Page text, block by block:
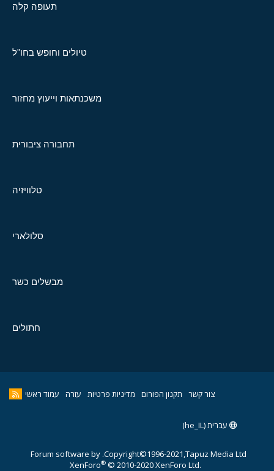
תעופה קלה
טיולים וחופש בחו"ל
משכנתאות וייעוץ מחזור
תחבורה ציבורית
טלוויזיה
סלולארי
מבשלים כשר
חתולים
צור קשר תקנון הפורום מדיניות פרטיות עזרה עמוד ראשי
עברית (he_IL)
Copyright©1996-2021,Tapuz Media Ltd.
Forum software by
XenForo® © 2010-2020 XenForo Ltd.